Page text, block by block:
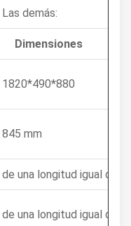
Las demás:
Dimensiones
1820*490*880
845 mm
de una longitud igual o
de una longitud igual o